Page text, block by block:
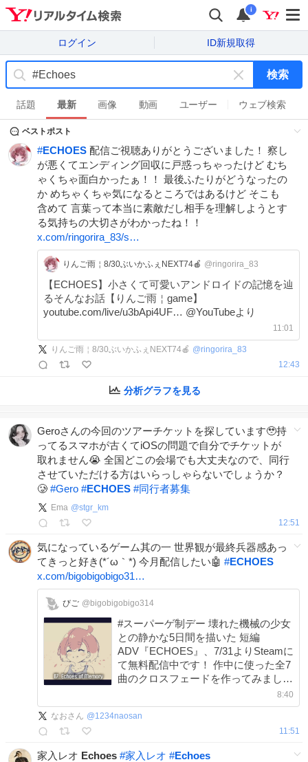
i
ログイン ID新規取得
キ
ー
ワ
ド
を
消
す
検索
話題 最新 画像 動画 ユーザー ウェブ検索
ベストポスト
#ECHOES 配信ご視聴ありがとうございました！ 察し
が悪くてエンディング回収に戸惑っちゃったけど むち
ゃくちゃ面白かったぁ！！ 最後ふたりがどうなったの
か めちゃくちゃ気になるところではあるけど そこも
含めて 言葉って本当に素敵だし相手を理解しようとす
る気持ちの大切さがわかったね！！
x.com/ringorira_83/s…
りんご雨￤8/30ぶいかふぇNEXT74🍎 @ringorira_83
【ECHOES】小さくて可愛いアンドロイドの記憶を辿
るそんなお話【りんご雨￤game】
youtube.com/live/u3bApi4UF… @YouTubeより
11:01
りんご雨￤8/30ぶいかふぇNEXT74🍎 @ringorira_83
12:43
分析グラフを見る
Geroさんの今回のツアーチケットを探しています🥹持
ってるスマホが古くてiOSの問題で自分でチケットが
取れません😭 全国どこの会場でも大丈夫なので、同行
させていただける方はいらっしゃらないでしょうか？
🥲 #Gero #ECHOES #同行者募集
Ema @stgr_km
12:51
気になっているゲーム其の一 世界観が最終兵器感あっ
てきっと好き(*´ω｀*) 今月配信したい🤖 #ECHOES
x.com/bigobigobigo31…
びご @bigobigobigo314
#スーパーゲ制デー 壊れた機械の少女
との静かな5日間を描いた 短編
ADV『ECHOES』、7/31よりSteamに
て無料配信中です！ 作中に使った全7
曲のクロスフェードを作ってみました
ば‥！）
8:40
なおさん @1234naosan
11:51
家入レオ Echoes #家入レオ #Echoes